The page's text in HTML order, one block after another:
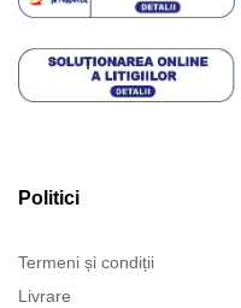
Politici
Termeni și condiții
Livrare